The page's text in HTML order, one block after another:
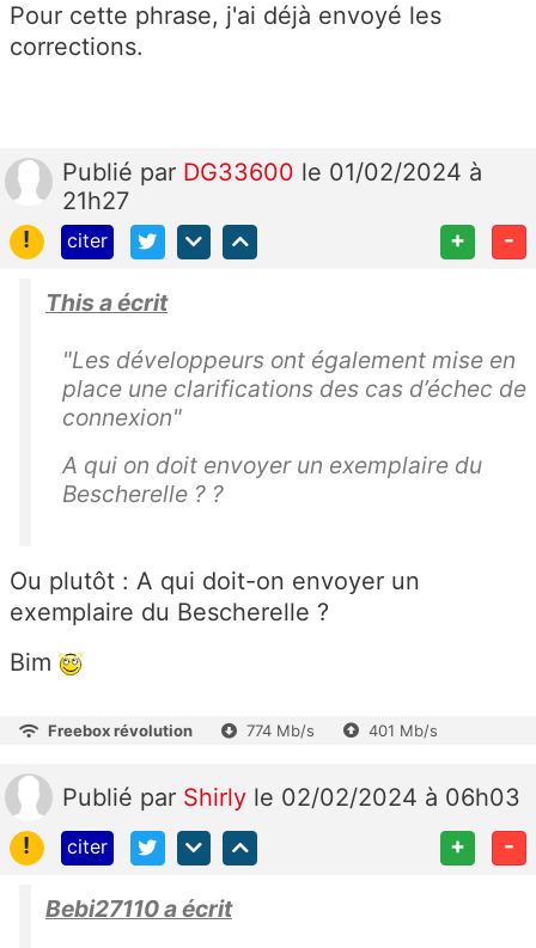
Pour cette phrase, j'ai déjà envoyé les
corrections.
Publié par DG33600 le 01/02/2024 à
21h27
!
citer + -
This a écrit
"Les développeurs ont également mise en
place une clarifications des cas d’échec de
connexion"
A qui on doit envoyer un exemplaire du
Bescherelle ? ?
Ou plutôt : A qui doit-on envoyer un
exemplaire du Bescherelle ?
Bim
Freebox révolution 774 Mb/s 401 Mb/s
Publié par Shirly le 02/02/2024 à 06h03
!
citer + -
Bebi27110 a écrit